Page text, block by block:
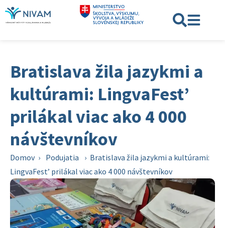
Bratislava žila jazykmi a
kultúrami: LingvaFest’
prilákal viac ako 4 000
návštevníkov
Domov › Podujatia › Bratislava žila jazykmi a kultúrami:
LingvaFest’ prilákal viac ako 4 000 návštevníkov